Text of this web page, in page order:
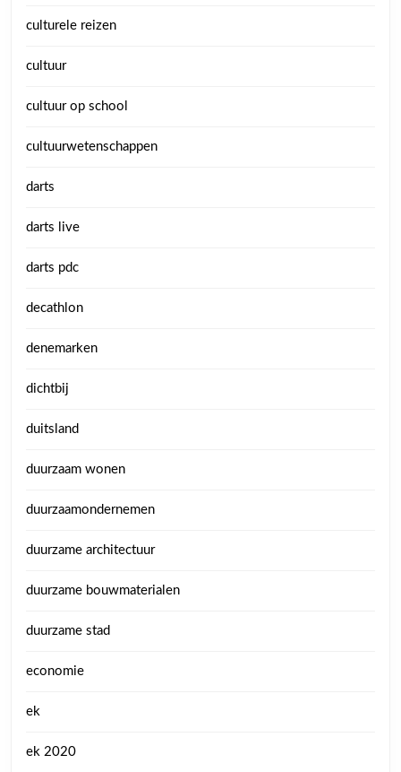
culturele reizen
cultuur
cultuur op school
cultuurwetenschappen
darts
darts live
darts pdc
decathlon
denemarken
dichtbij
duitsland
duurzaam wonen
duurzaamondernemen
duurzame architectuur
duurzame bouwmaterialen
duurzame stad
economie
ek
ek 2020